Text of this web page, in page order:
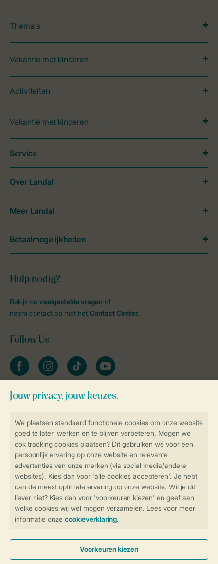
Controle over jouw gegevens &
Instellingen wijzigen
Veilig en snel online boeken
Veilige gegevensoverdracht
Veilige betaling
Thema's
Vakantie met kinderen
Activiteiten
Vakantie met kinderen
Hulp nodig?
Bekijk de veelgestelde vragen of
neem contact op met het Contact Center.
Follow Us
facebookinstagramtiktok youtube
Blijf op de hoogte
Service
Over Landal
Meer Landal
Betaalmogelijkheden